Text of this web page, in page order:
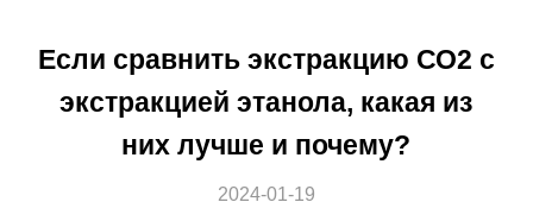
Если сравнить экстракцию СО2 с
экстракцией этанола, какая из
них лучше и почему?
2024-01-19